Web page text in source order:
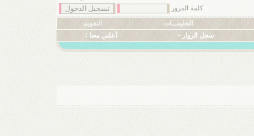
كلمة المرور
التعليمـــات
التقويم
سجل الزوار ~ أعلني معنا !